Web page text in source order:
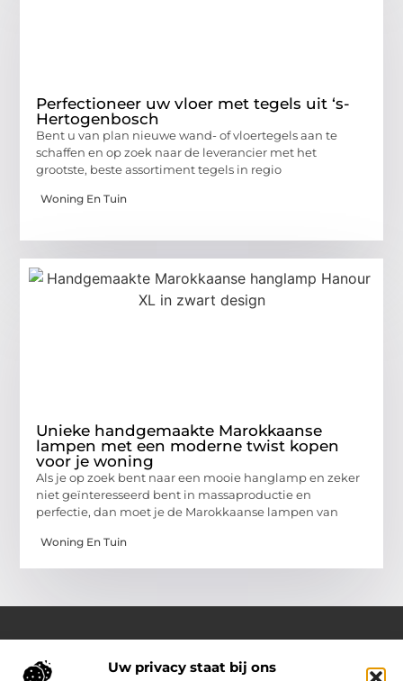
Uw privacy staat bij ons
Perfectioneer uw vloer met tegels uit ‘s-
Hertogenbosch
Bent u van plan nieuwe wand- of vloertegels aan te
schaffen en op zoek naar de leverancier met het
grootste, beste assortiment tegels in regio
Woning En Tuin
Unieke handgemaakte Marokkaanse
lampen met een moderne twist kopen
voor je woning
Als je op zoek bent naar een mooie hanglamp en zeker
niet geïnteresseerd bent in massaproductie en
perfectie, dan moet je de Marokkaanse lampen van
Woning En Tuin
Over Outdoor-vakantie-boeken.nl